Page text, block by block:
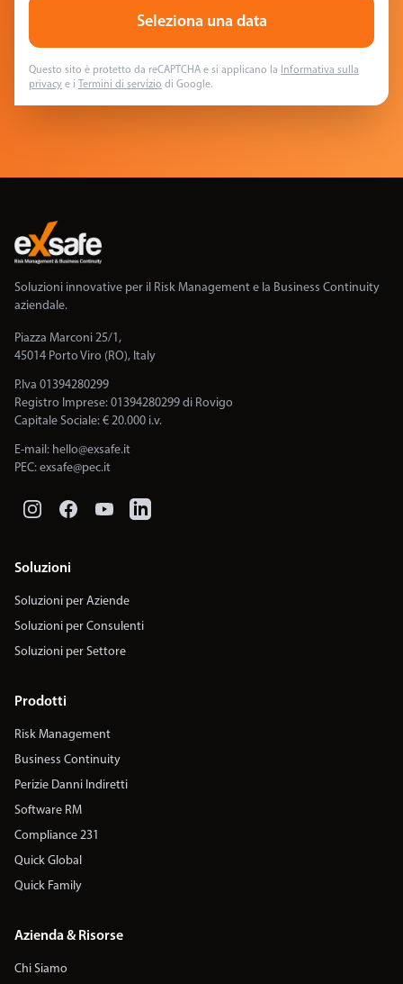
Seleziona una data
Questo sito è protetto da reCAPTCHA e si applicano la Informativa sulla
privacy e i Termini di servizio di Google.
Soluzioni innovative per il Risk Management e la Business Continuity
aziendale.
Piazza Marconi 25/1,
45014 Porto Viro (RO), Italy
P.Iva 01394280299
Registro Imprese: 01394280299 di Rovigo
Capitale Sociale: € 20.000 i.v.
E-mail: hello@exsafe.it
PEC:exsafe@pec.it
Soluzioni
Soluzioni per Aziende
Soluzioni per Consulenti
Soluzioni per Settore
Prodotti
Risk Management
Business Continuity
Perizie Danni Indiretti
Software RM
Compliance 231
Quick Global
Quick Family
Azienda & Risorse
Chi Siamo